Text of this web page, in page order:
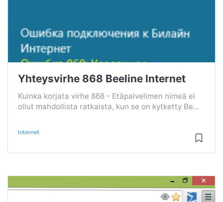
Yhteysvirhe 868 Beeline Internet
Kuinka korjata virhe 868 - Etäpalvelimen nimeä ei
ollut mahdollista ratkaista, kun se on kytketty Be...
Internet